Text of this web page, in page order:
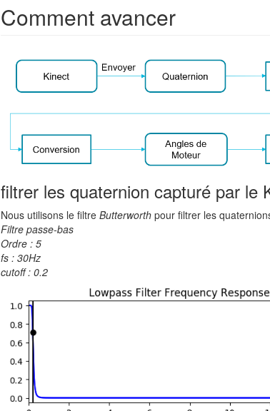
Comment avancer
filtrer les quaternion capturé par le
Nous utilisons le filtre Butterworth pour filtrer les
Filtre passe-bas
Ordre : 5
fs : 30Hz
cutoff : 0.2